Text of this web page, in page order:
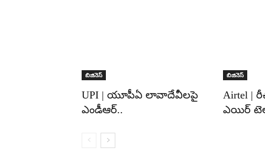
బిజినెస్
UPI | యూపీఏ లావాదేవీలపై
ఎండీఆర్..
బిజినెస్
Airtel |
ఎయిర్